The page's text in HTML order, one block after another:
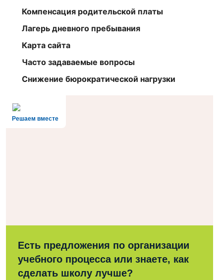
Компенсация родительской платы
Лагерь дневного пребывания
Карта сайта
Часто задаваемые вопросы
Снижение бюрократической нагрузки
Решаем вместе
Есть предложения по организации
учебного процесса или знаете, как
сделать школу лучше?